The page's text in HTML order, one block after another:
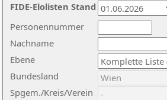
Nachname
Ebene
Personennummer
Bundesland
Spgem./Kreis/Verein
FIDE-Elolisten Stand